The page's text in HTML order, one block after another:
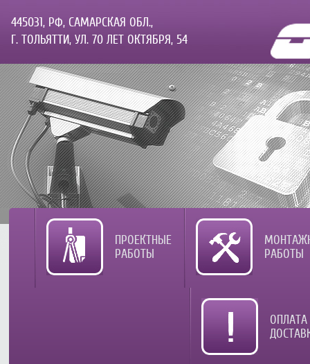
445031, РФ, САМАРСКАЯ ОБЛ.,
Г. ТОЛЬЯТТИ, УЛ. 70 ЛЕТ ОКТЯБРЯ, 54
ПРОЕКТНЫЕ
РАБОТЫ
РАБОТЫ
ОПЛАТА